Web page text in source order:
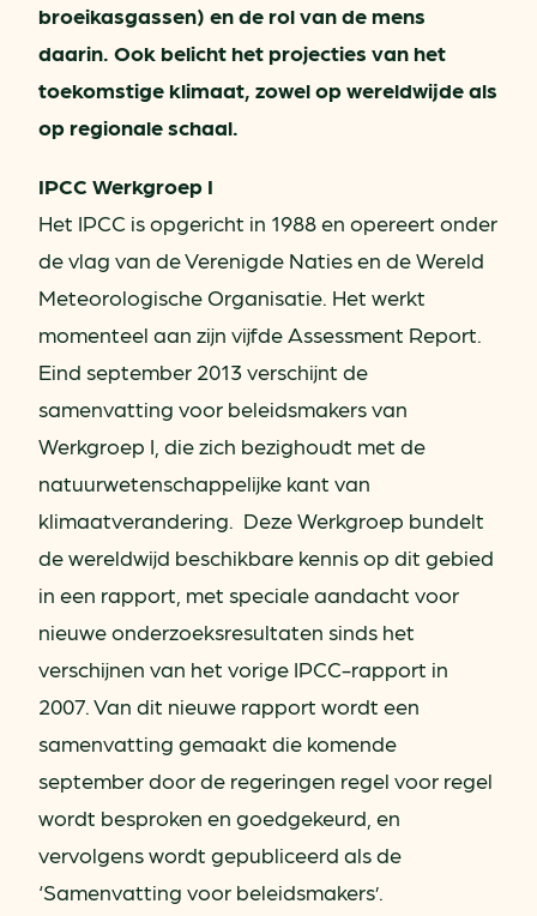
broeikasgassen) en de rol van de mens
daarin. Ook belicht het projecties van het
toekomstige klimaat, zowel op wereldwijde als
op regionale schaal.
IPCC Werkgroep I
Het IPCC is opgericht in 1988 en opereert onder
de vlag van de Verenigde Naties en de Wereld
Meteorologische Organisatie. Het werkt
momenteel aan zijn vijfde Assessment Report.
Eind september 2013 verschijnt de
samenvatting voor beleidsmakers van
Werkgroep I, die zich bezighoudt met de
natuurwetenschappelijke kant van
klimaatverandering. Deze Werkgroep bundelt
de wereldwijd beschikbare kennis op dit gebied
in een rapport, met speciale aandacht voor
nieuwe onderzoeksresultaten sinds het
verschijnen van het vorige IPCC-rapport in
2007. Van dit nieuwe rapport wordt een
samenvatting gemaakt die komende
september door de regeringen regel voor regel
wordt besproken en goedgekeurd, en
vervolgens wordt gepubliceerd als de
‘Samenvatting voor beleidsmakers’.